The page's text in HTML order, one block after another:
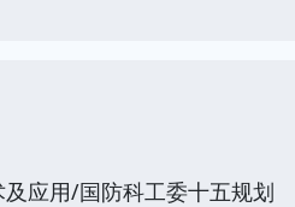
应用/国防科工委十五规划